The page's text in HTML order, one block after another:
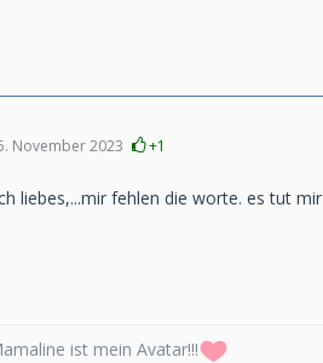
November 2023 +1
liebes,...mir fehlen die worte. es tut
ist mein Avatar!!!